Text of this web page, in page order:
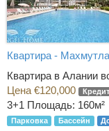
Квартира -
Квартира в Алании
Цена €120,000
Кредит
3+1 Площадь: 160м²
Парковка Бассейн